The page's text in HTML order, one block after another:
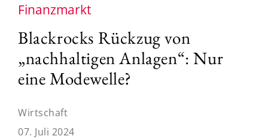
Finanzmarkt
Blackrocks Rückzug von
„nachhaltigen Anlagen“: Nur
eine Modewelle?
Wirtschaft
07. Juli 2024